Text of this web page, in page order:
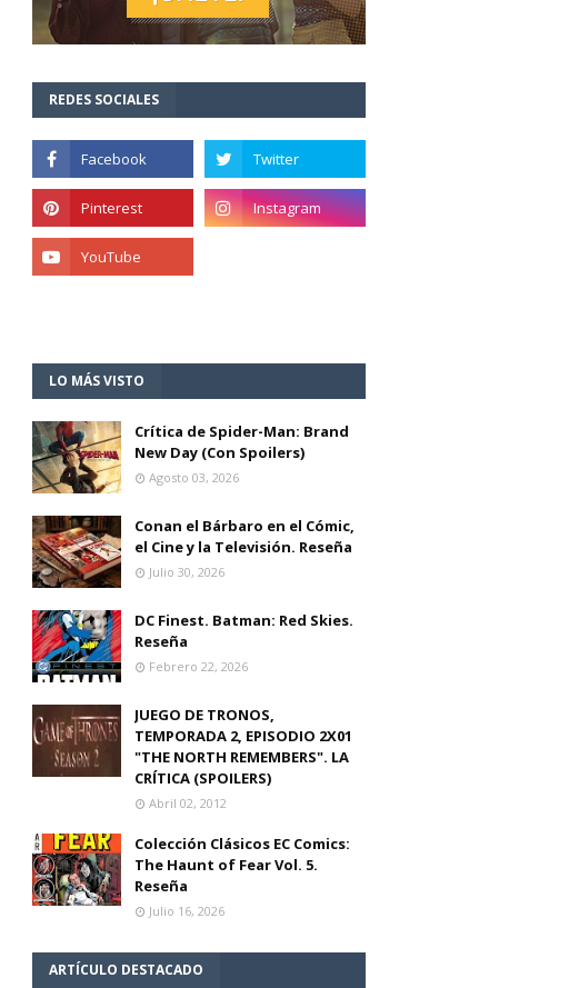
REDES SOCIALES
LO MÁS VISTO
Crítica de Spider-Man: Brand
New Day (Con Spoilers)
Agosto 03, 2026
Conan el Bárbaro en el Cómic,
el Cine y la Televisión. Reseña
Julio 30, 2026
DC Finest. Batman: Red Skies.
Reseña
Febrero 22, 2026
JUEGO DE TRONOS,
TEMPORADA 2, EPISODIO 2X01
"THE NORTH REMEMBERS". LA
CRÍTICA (SPOILERS)
Abril 02, 2012
Colección Clásicos EC Comics:
The Haunt of Fear Vol. 5.
Reseña
Julio 16, 2026
ARTÍCULO DESTACADO